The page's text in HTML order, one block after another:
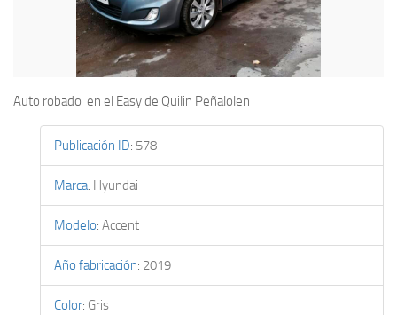
Auto robado en el Easy de Quilin Peñalolen
Publicación ID: 578
Marca: Hyundai
Modelo: Accent
Año fabricación: 2019
Color: Gris